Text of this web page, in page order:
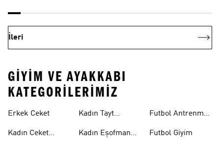
İleri
GIYIM VE AYAKKABI
KATEGORILERIMIZ
Erkek Ceket
Kadın Ceket
Kadın Tayt
Kadın Eşofman
Futbol Antrenman
Futbol Giyim